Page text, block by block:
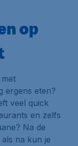
op
ergens eten?
veel quick
en zelfs
Na de
na kun je